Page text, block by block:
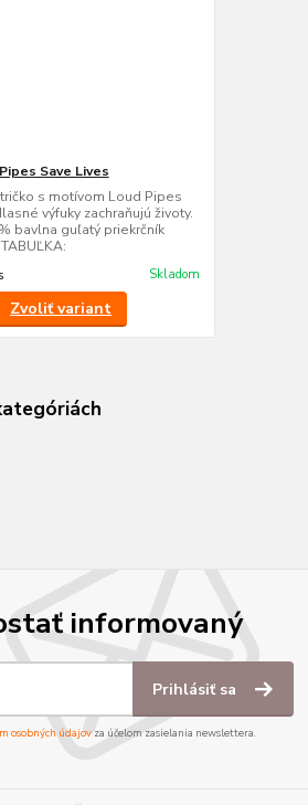
Save Lives
s motívom Loud Pipes
výfuky zachraňujú životy.
bavlna guľatý priekrčník
Skladom
Zvoliť variant
informovaný
Prihlásiť sa
osobných údajov za účelom zasielania newslettera.